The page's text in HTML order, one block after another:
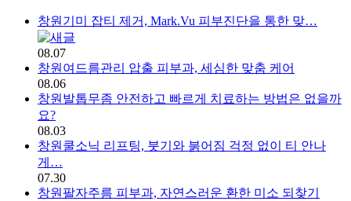
창원기미 잡티 제거, Mark.Vu 피부진단을 통한 맞…
08.07
창원여드름관리 압출 피부과, 세심한 맞춤 케어
08.06
창원발톱무좀 안전하고 빠르게 치료하는 방법은 없을까
요?
08.03
창원쿨소닉 리프팅, 붓기와 붉어짐 걱정 없이 티 안나
게…
07.30
창원팔자주름 피부과, 자연스러운 환한 미소 되찾기